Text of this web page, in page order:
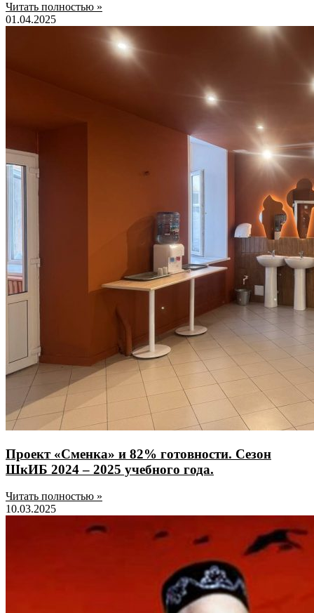
Читать полностью »
01.04.2025
Проект «Сменка» и 82% готовности. Сезон
ШкИБ 2024 – 2025 учебного года.
Читать полностью »
10.03.2025